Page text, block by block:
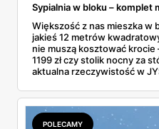
Sypialnia w bloku – komplet
Większość z nas mieszka w
jakieś 12 metrów
nie muszą kosztować krocie
1199 zł czy stolik nocny za
aktualna rzeczywistość w
sklecony namiot? W
centymetr, każda złotówka i
rozwiązanie.
POLECAMY